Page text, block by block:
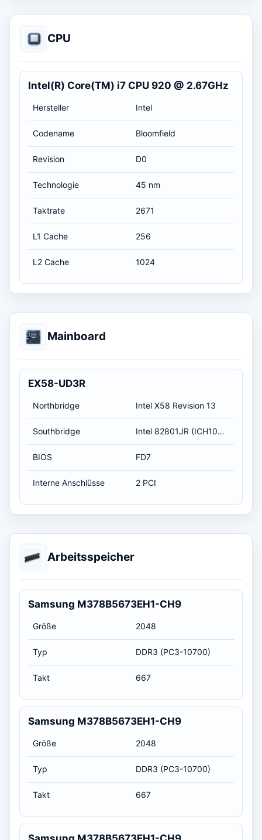
CPU
Intel(R) Core(TM) i7 CPU 920 @ 2.67GHz
Hersteller Intel
Codename Bloomfield
Revision D0
Technologie 45 nm
Taktrate 2671
L1 Cache 256
L2 Cache 1024
Mainboard
EX58-UD3R
Northbridge Intel X58 Revision 13
Southbridge Intel 82801JR (ICH10R) Revision 13
BIOS FD7
Interne Anschlüsse 2 PCI
Arbeitsspeicher
Samsung M378B5673EH1-CH9
Größe 2048
Typ DDR3 (PC3-10700)
Takt 667
Samsung M378B5673EH1-CH9
Größe 2048
Typ DDR3 (PC3-10700)
Takt 667